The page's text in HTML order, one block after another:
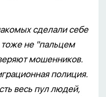
сделали себе
не "пальцем
мошенников.
полиция.
весь пул людей,